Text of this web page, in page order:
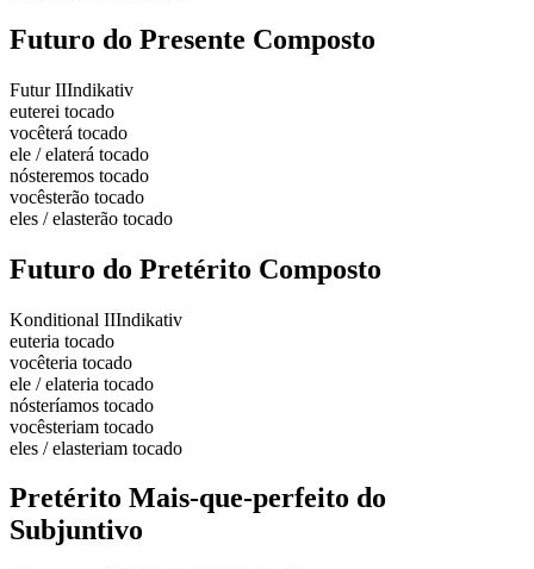
Futuro do Presente Composto
Futur IIIndikativ
euterei tocado
vocêterá tocado
ele / elaterá tocado
nósteremos tocado
vocêsterão tocado
eles / elasterão tocado
Futuro do Pretérito Composto
Konditional IIIndikativ
euteria tocado
vocêteria tocado
ele / elateria tocado
nósteríamos tocado
vocêsteriam tocado
eles / elasteriam tocado
Pretérito Mais-que-perfeito do
Subjuntivo